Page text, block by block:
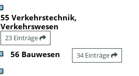
55 Verkehrstechnik,
Verkehrswesen
23 Einträge
56 Bauwesen 34 Einträge